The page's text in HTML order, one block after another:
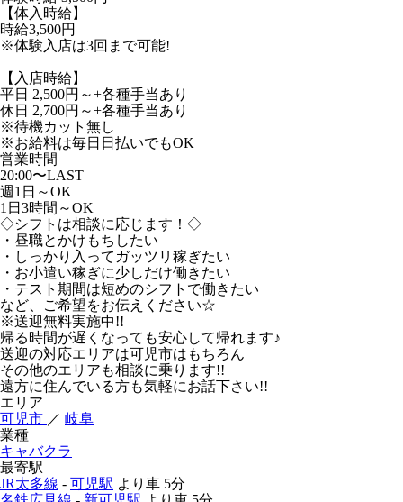
【体入時給】
時給3,500円
※体験入店は3回まで可能!
【入店時給】
平日 2,500円～+各種手当あり
休日 2,700円～+各種手当あり
※待機カット無し
※お給料は毎日日払いでもOK
営業時間
20:00〜LAST
週1日～OK
1日3時間～OK
◇シフトは相談に応じます！◇
・昼職とかけもちしたい
・しっかり入ってガッツリ稼ぎたい
・お小遣い稼ぎに少しだけ働きたい
・テスト期間は短めのシフトで働きたい
など、ご希望をお伝えください☆
※送迎無料実施中!!
帰る時間が遅くなっても安心して帰れます♪
送迎の対応エリアは可児市はもちろん
その他のエリアも相談に乗ります!!
遠方に住んでいる方も気軽にお話下さい!!
エリア
可児市 ／ 岐阜
業種
キャバクラ
最寄駅
JR太多線 - 可児駅 より車 5分